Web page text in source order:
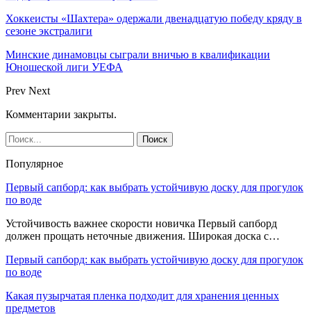
Хоккеисты «Шахтера» одержали двенадцатую победу кряду в
сезоне экстралиги
Минские динамовцы сыграли вничью в квалификации
Юношеской лиги УЕФА
Prev Next
Комментарии закрыты.
Популярное
Первый сапборд: как выбрать устойчивую доску для прогулок
по воде
Устойчивость важнее скорости новичка Первый сапборд
должен прощать неточные движения. Широкая доска с…
Первый сапборд: как выбрать устойчивую доску для прогулок
по воде
Какая пузырчатая пленка подходит для хранения ценных
предметов